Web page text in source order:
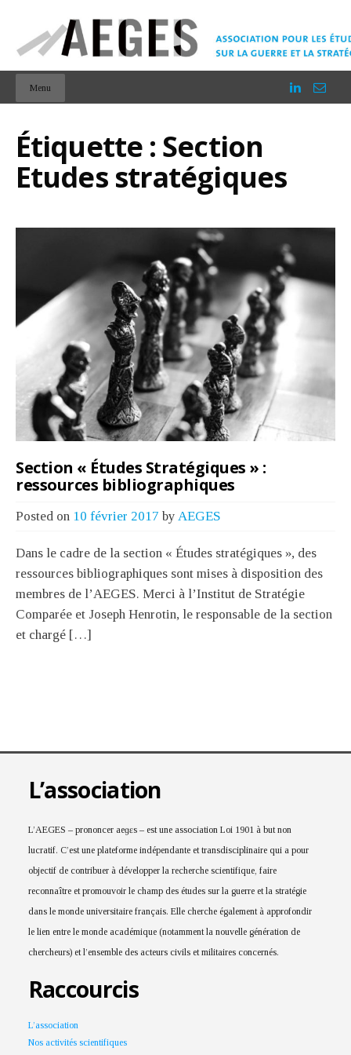
Menu
Étiquette : Section
Etudes stratégiques
Section « Études Stratégiques » :
ressources bibliographiques
Posted on 10 février 2017 by AEGES
Dans le cadre de la section « Études stratégiques », des
ressources bibliographiques sont mises à disposition des
membres de l’AEGES. Merci à l’Institut de Stratégie
Comparée et Joseph Henrotin, le responsable de la section
et chargé […]
L’association
L’AEGES – prononcer aeɡɛs – est une association Loi 1901 à but non
lucratif. C’est une plateforme indépendante et transdisciplinaire qui a pour
objectif de contribuer à développer la recherche scientifique, faire
reconnaître et promouvoir le champ des études sur la guerre et la stratégie
dans le monde universitaire français. Elle cherche également à approfondir
le lien entre le monde académique (notamment la nouvelle génération de
chercheurs) et l’ensemble des acteurs civils et militaires concernés.
Raccourcis
L’association
Nos activités scientifiques